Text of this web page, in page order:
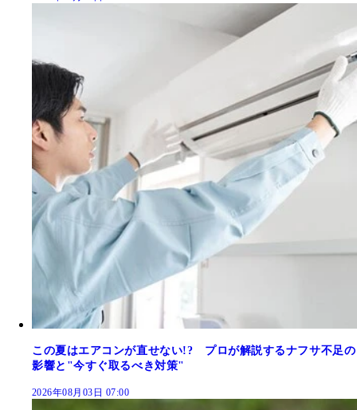
この夏はエアコンが直せない!? プロが解説するナフサ不足の
影響と"今すぐ取るべき対策"
2026年08月03日 07:00